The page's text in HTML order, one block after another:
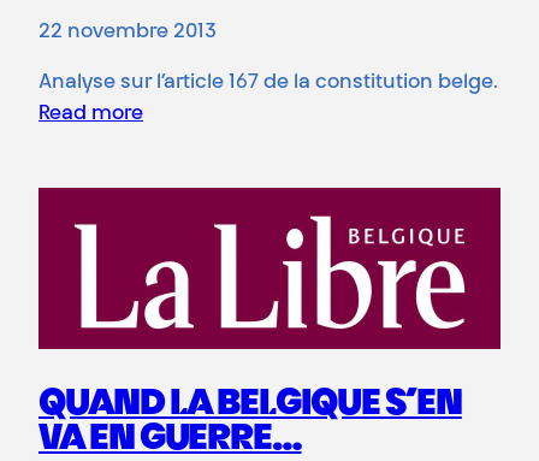
22 novembre 2013
Analyse sur l’article 167 de la constitution belge.
Read more
QUAND LA BELGIQUE S’EN
VA EN GUERRE…